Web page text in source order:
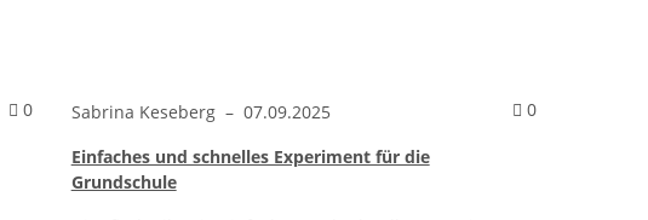
0Kommentare zum Artikel Mathespiele: Unterrichtsideen ohne Kopien
Sabrina Keseberg – 07.09.2025 0Kommentare
Einfaches und schnelles Experiment für die
Grundschule